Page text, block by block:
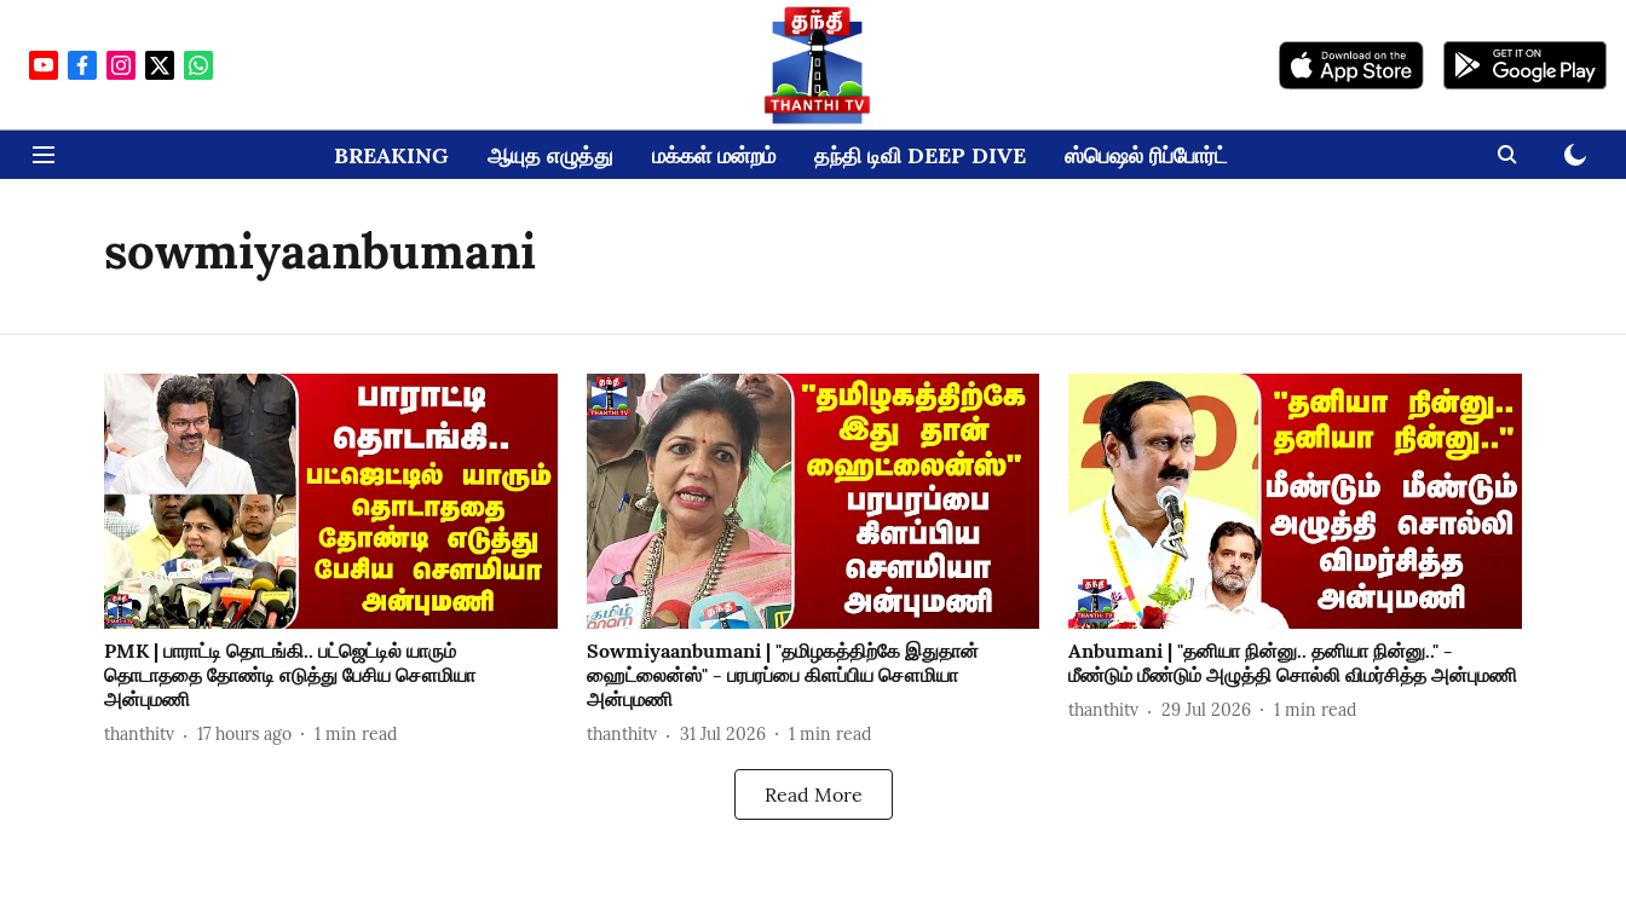
BREAKING ஆயுத எழுத்து மக்கள் மன்றம் தந்தி டிவி DEEP DIVE ஸ்பெஷல் ரிப்போர்ட்
sowmiyaanbumani
PMK | பாராட்டி தொடங்கி.. பட்ஜெட்டில் யாரும்
தொடாததை தோண்டி எடுத்து பேசிய சௌமியா
அன்புமணி
thanthitv 17 hours ago 1 min read
Sowmiyaanbumani | "தமிழகத்திற்கே இதுதான்
ஹைட்லைன்ஸ்" - பரபரப்பை கிளப்பிய சௌமியா
அன்புமணி
thanthitv 31 Jul 2026 1 min read
Anbumani | "தனியா நின்னு.. தனியா நின்னு.." -
மீண்டும் மீண்டும் அழுத்தி சொல்லி விமர்சித்த அன்புமணி
thanthitv 29 Jul 2026 1 min read
Read More